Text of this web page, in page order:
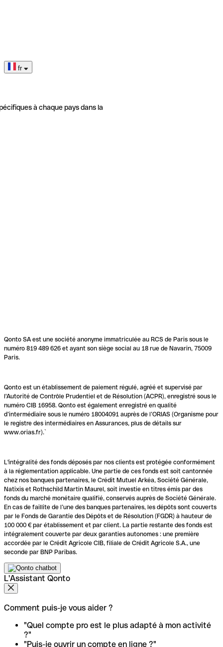
fr
à chaque pays dans la
Qonto SA est une société anonyme immatriculée au RCS de Paris sous le
numéro 819 489 626 et ayant son siège social au 18 rue de Navarin, 75009
Paris.
Qonto est un établissement de paiement régulé, agréé et supervisé par
l'Autorité de Contrôle Prudentiel et de Résolution (ACPR), enregistré sous le
numéro CIB 16958. Qonto est également enregistré en qualité
d’intermédiaire sous le numéro 18004091 auprès de l’ORIAS (Organisme pour
le registre des intermédiaires en Assurances, plus de détails sur
www.orias.fr).`
L'intégralité des fonds déposés par nos clients est protégée conformément
à la réglementation applicable. Une partie de ces fonds est soit cantonnée
chez nos banques partenaires, le Crédit Mutuel Arkéa, Société Générale,
Natixis et Rothschild Martin Maurel, soit investie en titres émis par des
fonds du marché monétaire qualifié, conservés auprès de Société Générale.
En cas de faillite de l’une des banques partenaires, les dépôts sont couverts
par le Fonds de Garantie des Dépôts et de Résolution (FGDR) à hauteur de
100 000 € par établissement et par client. La partie restante des fonds est
intégralement couverte par deux garanties autonomes : une première
accordée par le Crédit Agricole CIB, filiale de Crédit Agricole S.A., une
seconde par BNP Paribas.
L'Assistant Qonto
Comment puis-je vous aider ?
"Quel compte pro est le plus adapté à mon activité
?"
"Puis-je ouvrir un compte en ligne ?"